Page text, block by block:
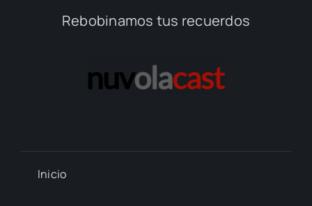
Rebobinamos tus recuerdos
Inicio